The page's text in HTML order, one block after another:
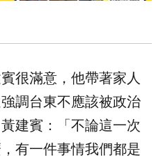
很滿意，他帶著家人
調台東不應該被政治
建賓：「不論這一次
有一件事情我們都是